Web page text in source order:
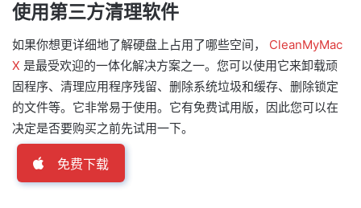
使用第三方清理软件
如果你想更详细地了解硬盘上占用了哪些空间， CleanMyMac
X 是最受欢迎的一体化解决方案之一。您可以使用它来卸载顽
固程序、清理应用程序残留、删除系统垃圾和缓存、删除锁定
的文件等。它非常易于使用。它有免费试用版，因此您可以在
决定是否要购买之前先试用一下。
免费下载